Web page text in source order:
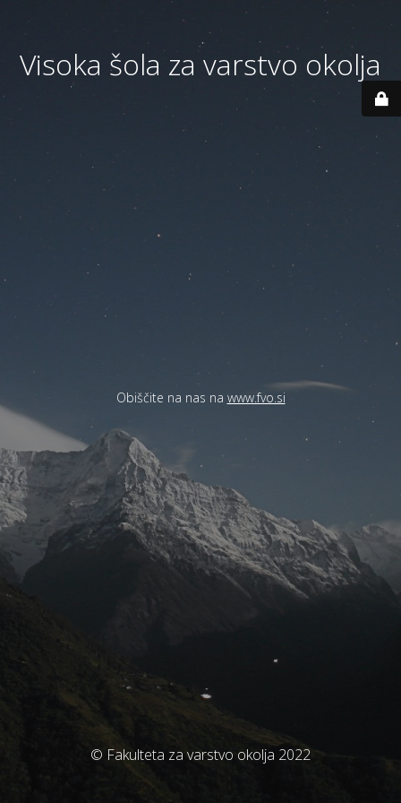
Visoka šola za varstvo okolja
Obiščite na nas na www.fvo.si
© Fakulteta za varstvo okolja 2022